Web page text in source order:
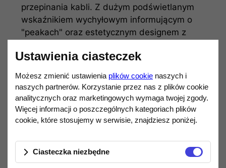
przepinania kabli. Z dużym podświetlanym
wskaźnikiem wychyłowym informującym o
"peakach" oraz estetycznym designem z
się elegancko i wprowadza lampowy
Moc: 2 x 120W (8 ohm)
Lampy:
2 x 12AU7
Wejścia:
Ustawienia ciasteczek
Możesz zmienić ustawienia plików cookie naszych i
naszych partnerów. Korzystanie przez nas z plików cookie
analitycznych oraz marketingowych wymaga twojej zgody.
Więcej informacji o poszczególnych kategoriach plików
cookie, które stosujemy w serwisie, znajdziesz poniżej.
Ciasteczka niezbędne